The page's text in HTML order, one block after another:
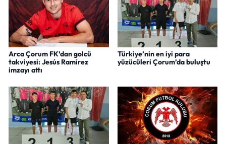
Arca Çorum FK’dan golcü
takviyesi: Jesús Ramírez
imzayı attı
Türkiye’nin en iyi para
yüzücüleri Çorum’da buluştu